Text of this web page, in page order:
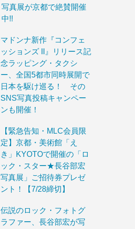
写真展が京都で絶賛開催
中!!
マドンナ新作『コンフェ
ッションズ II』リリース記
念ラッピング・タクシ
ー、全国5都市同時展開で
日本を駆け巡る！ その
SNS写真投稿キャンペー
ンも開催！
【緊急告知・MLC会員限
定】京都・美術館「え
き」KYOTOで開催の「ロ
ック・スター★長谷部宏
写真展」ご招待券プレゼ
ント！【7/28締切】
伝説のロック・フォトグ
ラファー、長谷部宏が写